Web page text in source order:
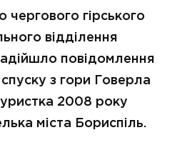
чергового гірського
відділення
повідомлення
з гори Говерла
2008 року
міста Бориспіль.